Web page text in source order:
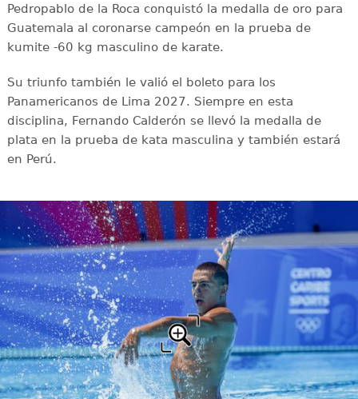
Pedropablo de la Roca conquistó la medalla de oro para
Guatemala al coronarse campeón en la prueba de
kumite -60 kg masculino de karate.
Su triunfo también le valió el boleto para los
Panamericanos de Lima 2027. Siempre en esta
disciplina, Fernando Calderón se llevó la medalla de
plata en la prueba de kata masculina y también estará
en Perú.